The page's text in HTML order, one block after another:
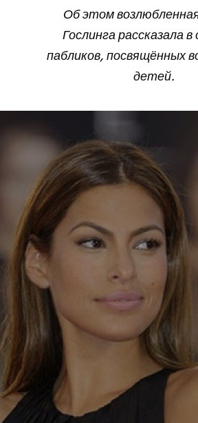
Об этом
Гослинга рассказала в
пабликов, посвящённых
детей.